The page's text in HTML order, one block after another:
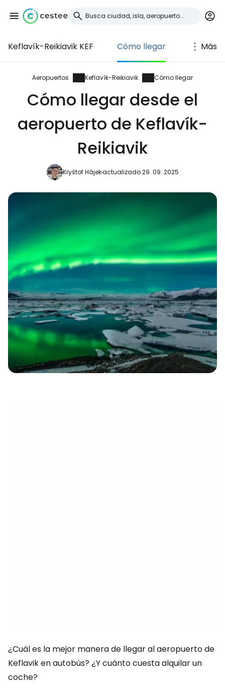
Keflavík-Reikiavik KEF Cómo llegar Más
Aeropuertos Keflavík-Reikiavik Cómo llegar
Cómo llegar desde el
aeropuerto de Keflavík-
Reikiavik
Kryštof Hájekactualizado 29. 09. 2025
¿Cuál es la mejor manera de llegar al aeropuerto de
Keflavik en autobús? ¿Y cuánto cuesta alquilar un
coche?
Iniciar sesión en
Cestee
... la comunidad mundial de viajeros
Continuar con Facebook
Continuar con Email